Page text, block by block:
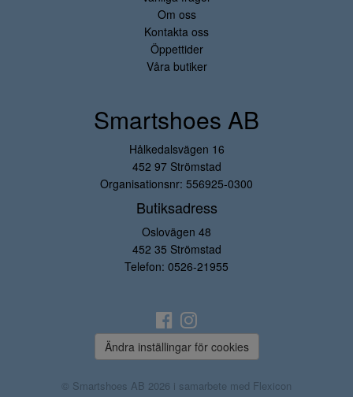
Om oss
Kontakta oss
Öppettider
Våra butiker
Smartshoes AB
Hålkedalsvägen 16
452 97 Strömstad
Organisationsnr: 556925-0300
Butiksadress
Oslovägen 48
452 35 Strömstad
Telefon: 0526-21955
Ändra inställingar för cookies
© Smartshoes AB 2026 i samarbete med Flexicon